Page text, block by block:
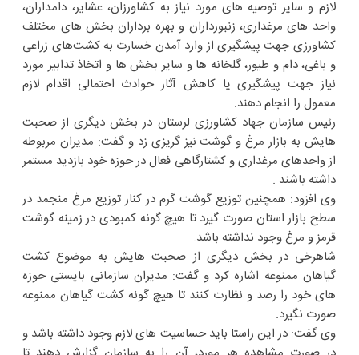
لازم و سایر توصیه های مورد نیاز به کشاورزان، عشایر، دامداران،
واحد های مرغداری، زنبورداران و بهره برداران بخش های مختلف
کشاورزی جهت پیشگیری از وارد آمدن خسارت به کشت‌های زراعی
و باغی، دام و طیور، گلخانه ها و سایر بخش ها و اتخاذ تدابیر مورد
نیاز جهت پیشگیری یا کاهش آثار حوادث احتمالی اقدام لازم
معمول را انجام دهند.
رئیس سازمان جهاد کشاورزی لرستان در بخش دیگری از صحبت
هایش به بازار مرغ و گوشت نیز گریزی زد و گفت: مدیران مربوطه
از واحدهای مرغداری و کشتارگاهی فعال در حوزه خود بازدید مستمر
داشته باشند .
وی افزود: همچنین توزیع گوشت گرم در کنار توزیع مرغ منجمد در
سطح بازار استان صورت گیرد تا هیچ گونه کمبودی در زمینه گوشت
قرمز و مرغ وجود نداشته باشد.
شاهرخی در بخش دیگری از صحبت هایش به موضوع کشت
گیاهان ممنوعه اشاره کرد و گفت: مدیران سازمانی بایستی حوزه
های خود را رصد و نظارت کنند تا هیچ گونه کشت گیاهان ممنوعه
صورت نگیرد.
وی گفت: در این راستا باید حساسیت های لازم وجود داشته باشد و